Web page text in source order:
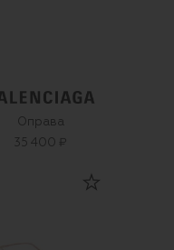
Оправа
35 400 ₽